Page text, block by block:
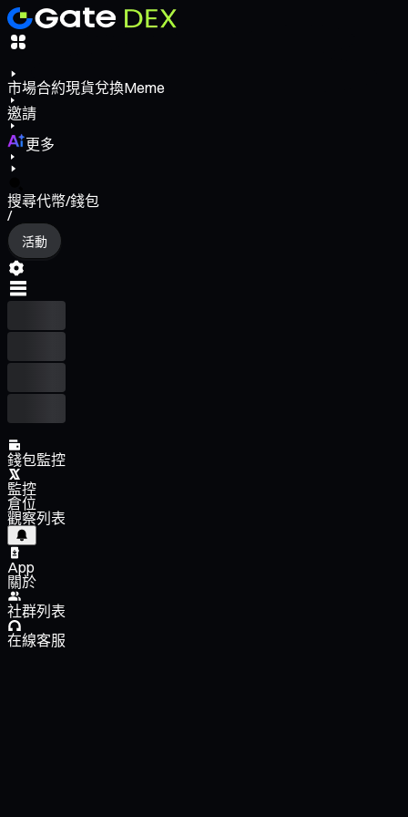
市場合約現貨兌換Meme
邀請
更多
搜尋代幣/錢包
/
活動
錢包監控
監控
倉位
觀察列表
App
關於
社群列表
在線客服